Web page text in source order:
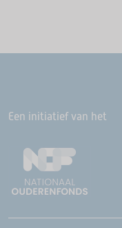
Een initiatief van het